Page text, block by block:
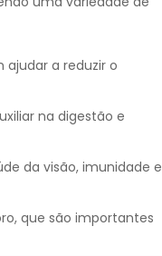
a reduzir o
na digestão e
da visão, imunidade e
que são importantes